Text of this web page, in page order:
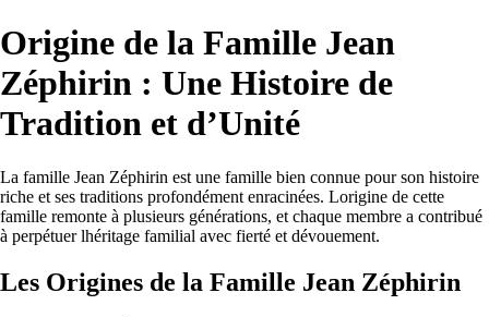
Origine de la Famille Jean
Zéphirin : Une Histoire de
Tradition et d’Unité
La famille Jean Zéphirin est une famille bien connue pour son histoire
riche et ses traditions profondément enracinées. Lorigine de cette
famille remonte à plusieurs générations, et chaque membre a contribué
à perpétuer lhéritage familial avec fierté et dévouement.
Les Origines de la Famille Jean Zéphirin